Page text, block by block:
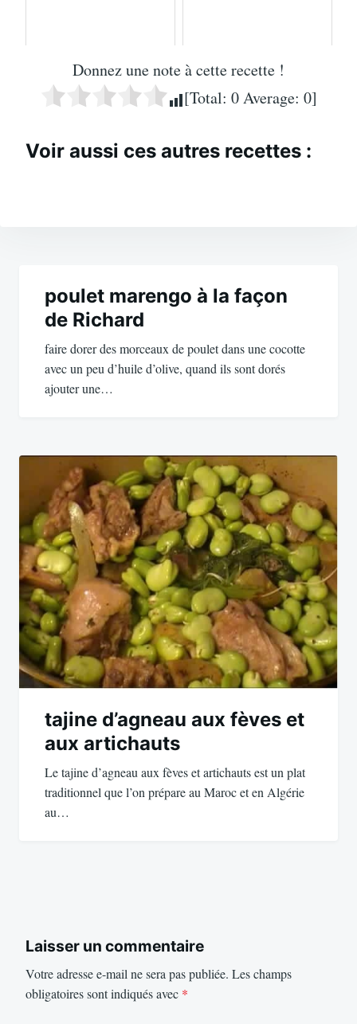
Donnez une note à cette recette !
[Total: 0Average: 0]
Voir aussi ces autres recettes :
l’article
poulet marengo à la façon
de Richard
faire dorer des morceaux de poulet dans une cocotte
avec un peu d’huile d’olive, quand ils sont dorés
ajouter une…
tajine d’agneau aux fèves et
aux artichauts
Le tajine d’agneau aux fèves et artichauts est un plat
traditionnel que l’on prépare au Maroc et en Algérie
au…
Laisser un commentaire
Votre adresse e-mail ne sera pas publiée. Les champs
obligatoires sont indiqués avec *